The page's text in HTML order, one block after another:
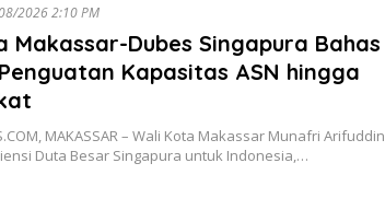
2026 2:10 PM
Makassar-Dubes Singapura Bahas
Kapasitas ASN hingga
MAKASSAR – Wali Kota Makassar Munafri Arifuddin
Duta Besar Singapura untuk Indonesia,…